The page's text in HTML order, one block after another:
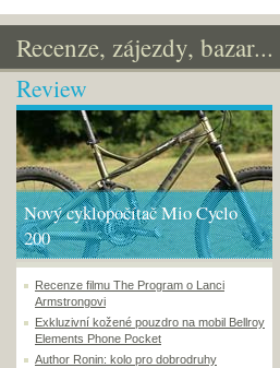
Recenze, zájezdy, bazar...
Review
Nový cyklopočítač Mio Cyclo
200
Recenze filmu The Program o Lanci
Armstrongovi
Exkluzivní kožené pouzdro na mobil Bellroy
Elements Phone Pocket
Author Ronin: kolo pro dobrodruhy